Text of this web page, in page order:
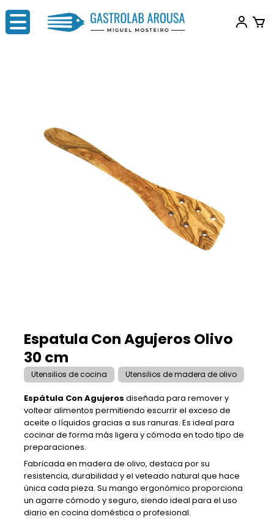
Espatula Con Agujeros Olivo
30 cm
Utensilios de cocina Utensilios de madera de olivo
Espátula Con Agujeros diseñada para remover y
voltear alimentos permitiendo escurrir el exceso de
aceite o líquidos gracias a sus ranuras. Es ideal para
cocinar de forma más ligera y cómoda en todo tipo de
preparaciones.
Fabricada en madera de olivo, destaca por su
resistencia, durabilidad y el veteado natural que hace
única cada pieza. Su mango ergonómico proporciona
un agarre cómodo y seguro, siendo ideal para el uso
diario en cocina doméstica o profesional.